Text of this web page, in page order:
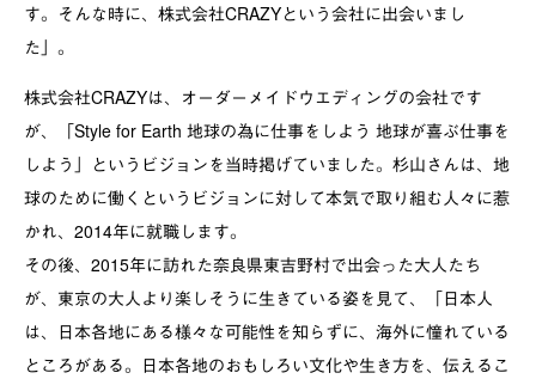
す。そんな時に、株式会社CRAZYという会社に出会いまし
た」。
株式会社CRAZYは、オーダーメイドウエディングの会社です
が、「Style for Earth 地球の為に仕事をしよう 地球が喜ぶ仕事を
しよう」というビジョンを当時掲げていました。杉山さんは、地
球のために働くというビジョンに対して本気で取り組む人々に惹
かれ、2014年に就職します。
その後、2015年に訪れた奈良県東吉野村で出会った大人たち
が、東京の大人より楽しそうに生きている姿を見て、「日本人
は、日本各地にある様々な可能性を知らずに、海外に憧れている
ところがある。日本各地のおもしろい文化や生き方を、伝えるこ